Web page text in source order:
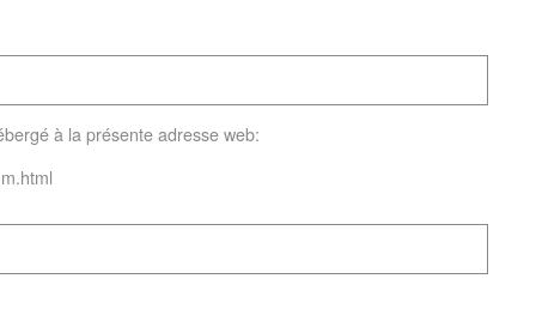
à la présente adresse web: